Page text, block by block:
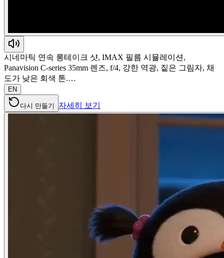
시네마틱 연속 롱테이크 샷, IMAX 필름 시뮬레이션,
Panavision C-series 35mm 렌즈, f/4, 강한 역광, 짙은 그림자, 채
도가 낮은 회색 톤.…
EN
다시 만들기 자세히 보기